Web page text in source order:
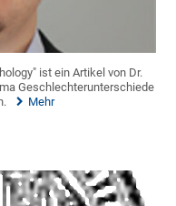
ist ein Artikel von Dr.
Geschlechterunterschiede
Mehr